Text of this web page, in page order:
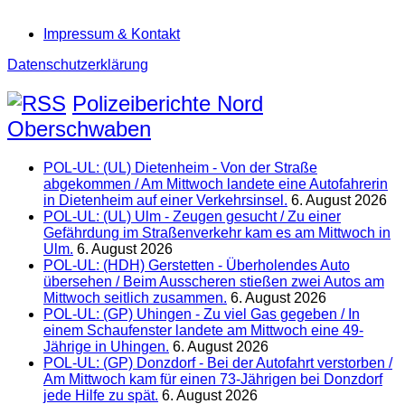
Impressum & Kontakt
Datenschutzerklärung
Polizeiberichte Nord
Oberschwaben
POL-UL: (UL) Dietenheim - Von der Straße
abgekommen / Am Mittwoch landete eine Autofahrerin
in Dietenheim auf einer Verkehrsinsel. 6. August 2026
POL-UL: (UL) Ulm - Zeugen gesucht / Zu einer
Gefährdung im Straßenverkehr kam es am Mittwoch in
Ulm. 6. August 2026
POL-UL: (HDH) Gerstetten - Überholendes Auto
übersehen / Beim Ausscheren stießen zwei Autos am
Mittwoch seitlich zusammen. 6. August 2026
POL-UL: (GP) Uhingen - Zu viel Gas gegeben / In
einem Schaufenster landete am Mittwoch eine 49-
Jährige in Uhingen. 6. August 2026
POL-UL: (GP) Donzdorf - Bei der Autofahrt verstorben /
Am Mittwoch kam für einen 73-Jährigen bei Donzdorf
jede Hilfe zu spät. 6. August 2026